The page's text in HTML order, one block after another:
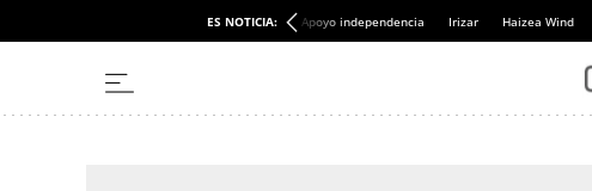
ES NOTICIA: Apoyo independencia Irizar Haizea Wind